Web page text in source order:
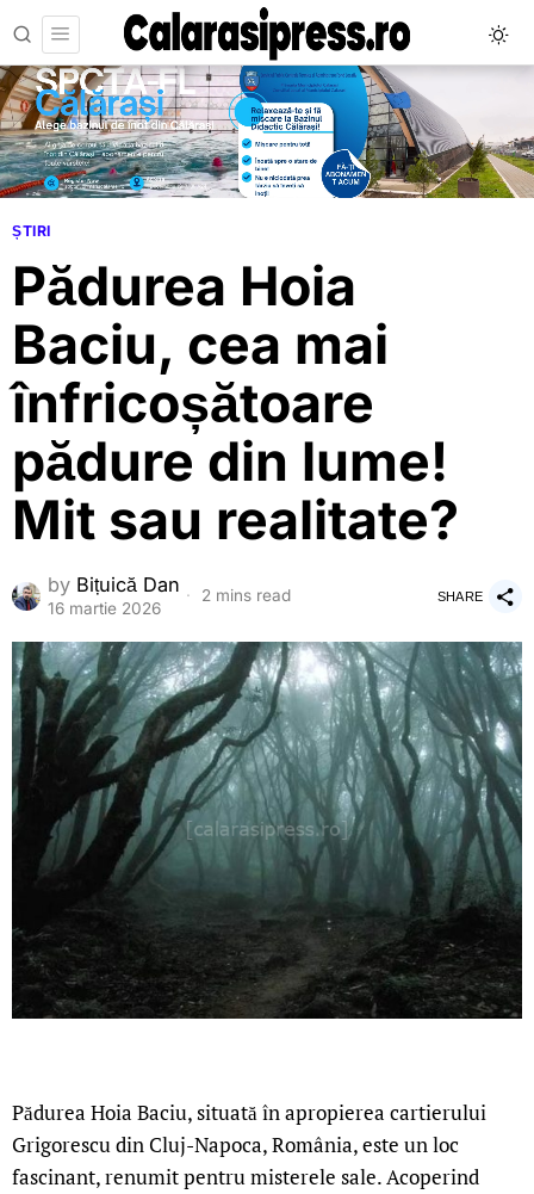
ȘTIRI
Pădurea Hoia
Baciu, cea mai
înfricoșătoare
pădure din lume!
Mit sau realitate?
by Bițuică Dan
16 martie 2026
2 mins read SHARE
Pădurea Hoia Baciu, situată în apropierea cartierului
Grigorescu din Cluj-Napoca, România, este un loc
fascinant, renumit pentru misterele sale. Acoperind